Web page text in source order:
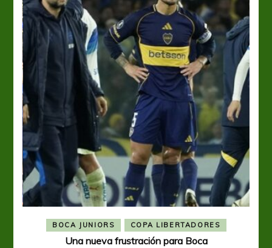
BOCA JUNIORS COPA LIBERTADORES
Una nueva frustración para Boca